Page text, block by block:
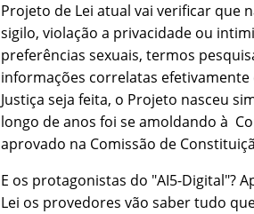
Projeto de Lei atual vai verificar que
sigilo, violação a privacidade ou
preferências sexuais, termos
informações correlatas
Justiça seja feita, o Projeto nasceu
longo de anos foi se amoldando à
aprovado na Comissão de
E os protagonistas do "AI5-Digital"?
Lei os provedores vão saber tudo